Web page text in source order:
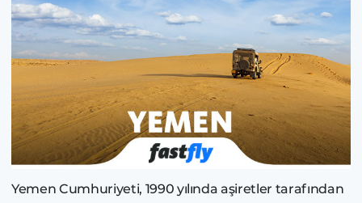
Yemen Cumhuriyeti, 1990 yılında aşiretler tarafından